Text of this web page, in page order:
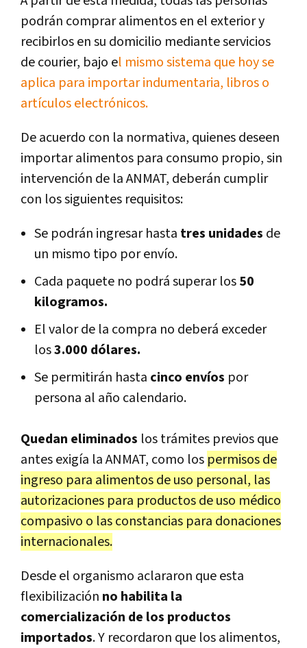
podrán comprar alimentos en el exterior y
recibirlos en su domicilio mediante servicios
de courier, bajo el mismo sistema que hoy se
aplica para importar indumentaria, libros o
artículos electrónicos.
De acuerdo con la normativa, quienes deseen
importar alimentos para consumo propio, sin
intervención de la ANMAT, deberán cumplir
con los siguientes requisitos:
Se podrán ingresar hasta tres unidades de
un mismo tipo por envío.
Cada paquete no podrá superar los50
kilogramos.
El valor de la compra no deberá exceder
los3.000 dólares.
Se permitirán hasta cinco envíos por
persona al año calendario.
Quedan eliminados los trámites previos que
antes exigía la ANMAT, como los permisos de
ingreso para alimentos de uso personal, las
autorizaciones para productos de uso médico
compasivo o las constancias para donaciones
internacionales.
Desde el organismo aclararon que esta
flexibilización no habilita la
comercialización de los productos
importados. Y recordaron que los alimentos,